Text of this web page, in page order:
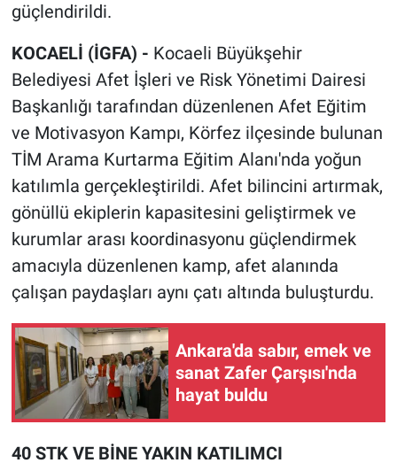
güçlendirildi.
KOCAELİ (İGFA) - Kocaeli Büyükşehir
Belediyesi Afet İşleri ve Risk Yönetimi Dairesi
Başkanlığı tarafından düzenlenen Afet Eğitim
ve Motivasyon Kampı, Körfez ilçesinde bulunan
TİM Arama Kurtarma Eğitim Alanı'nda yoğun
katılımla gerçekleştirildi. Afet bilincini artırmak,
gönüllü ekiplerin kapasitesini geliştirmek ve
kurumlar arası koordinasyonu güçlendirmek
amacıyla düzenlenen kamp, afet alanında
çalışan paydaşları aynı çatı altında buluşturdu.
Ankara'da sabır, emek ve
sanat Zafer Çarşısı'nda
hayat buldu
40 STK VE BİNE YAKIN KATILIMCI